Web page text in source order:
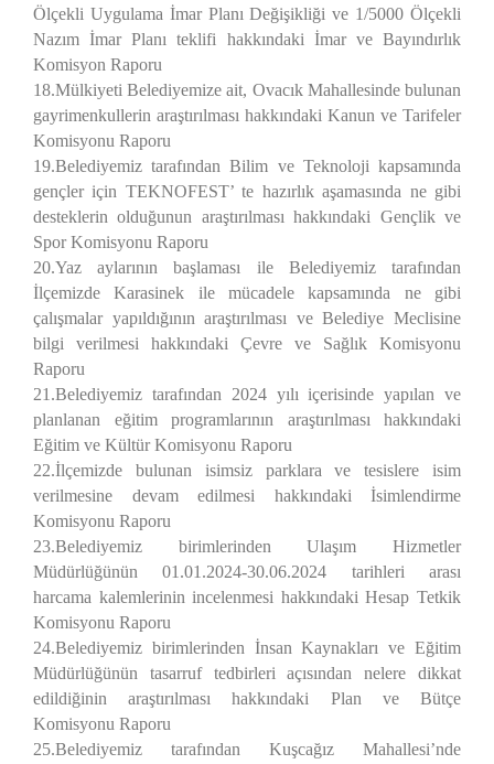
Ölçekli Uygulama İmar Planı Değişikliği ve 1/5000 Ölçekli
Nazım İmar Planı teklifi hakkındaki İmar ve Bayındırlık
Komisyon Raporu
18.Mülkiyeti Belediyemize ait, Ovacık Mahallesinde bulunan
gayrimenkullerin araştırılması hakkındaki Kanun ve Tarifeler
Komisyonu Raporu
19.Belediyemiz tarafından Bilim ve Teknoloji kapsamında
gençler için TEKNOFEST’ te hazırlık aşamasında ne gibi
desteklerin olduğunun araştırılması hakkındaki Gençlik ve
Spor Komisyonu Raporu
20.Yaz aylarının başlaması ile Belediyemiz tarafından
İlçemizde Karasinek ile mücadele kapsamında ne gibi
çalışmalar yapıldığının araştırılması ve Belediye Meclisine
bilgi verilmesi hakkındaki Çevre ve Sağlık Komisyonu
Raporu
21.Belediyemiz tarafından 2024 yılı içerisinde yapılan ve
planlanan eğitim programlarının araştırılması hakkındaki
Eğitim ve Kültür Komisyonu Raporu
22.İlçemizde bulunan isimsiz parklara ve tesislere isim
verilmesine devam edilmesi hakkındaki İsimlendirme
Komisyonu Raporu
23.Belediyemiz birimlerinden Ulaşım Hizmetler
Müdürlüğünün 01.01.2024-30.06.2024 tarihleri arası
harcama kalemlerinin incelenmesi hakkındaki Hesap Tetkik
Komisyonu Raporu
24.Belediyemiz birimlerinden İnsan Kaynakları ve Eğitim
Müdürlüğünün tasarruf tedbirleri açısından nelere dikkat
edildiğinin araştırılması hakkındaki Plan ve Bütçe
Komisyonu Raporu
25.Belediyemiz tarafından Kuşcağız Mahallesi’nde